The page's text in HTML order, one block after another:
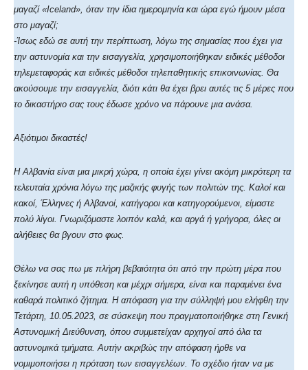
μαγαζί «Iceland», όταν την ίδια ημερομηνία και ώρα εγώ ήμουν μέσα
στο μαγαζί;
-Ίσως εδώ σε αυτή την περίπτωση, λόγω της σημασίας που έχει για
την αστυνομία και την εισαγγελία, χρησιμοποιήθηκαν ειδικές μέθοδοι
τηλεμεταφοράς και ειδικές μέθοδοι τηλεπαθητικής επικοινωνίας. Θα
ακούσουμε την εισαγγελία, διότι κάτι θα έχει βρει αυτές τις 5 μέρες που
το δικαστήριο σας τους έδωσε χρόνο να πάρουνε μια ανάσα.
Αξιότιμοι δικαστές!
Η Αλβανία είναι μια μικρή χώρα, η οποία έχει γίνει ακόμη μικρότερη τα
τελευταία χρόνια λόγω της μαζικής φυγής των πολιτών της. Καλοί και
κακοί, Έλληνες ή Αλβανοί, κατήγοροι και κατηγορούμενοι, είμαστε
πολύ λίγοι. Γνωριζόμαστε λοιπόν καλά, και αργά ή γρήγορα, όλες οι
αλήθειες θα βγουν στο φως.
Θέλω να σας πω με πλήρη βεβαιότητα ότι από την πρώτη μέρα που
ξεκίνησε αυτή η υπόθεση και μέχρι σήμερα, είναι και παραμένει ένα
καθαρά πολιτικό ζήτημα. Η απόφαση για την σύλληψή μου ελήφθη την
Τετάρτη, 10.05.2023, σε σύσκεψη που πραγματοποιήθηκε στη Γενική
Αστυνομική Διεύθυνση, όπου συμμετείχαν αρχηγοί από όλα τα
αστυνομικά τμήματα. Αυτήν ακριβώς την απόφαση ήρθε να
νομιμοποιήσει η πρόταση των εισαγγελέων. Το σχέδιο ήταν να με